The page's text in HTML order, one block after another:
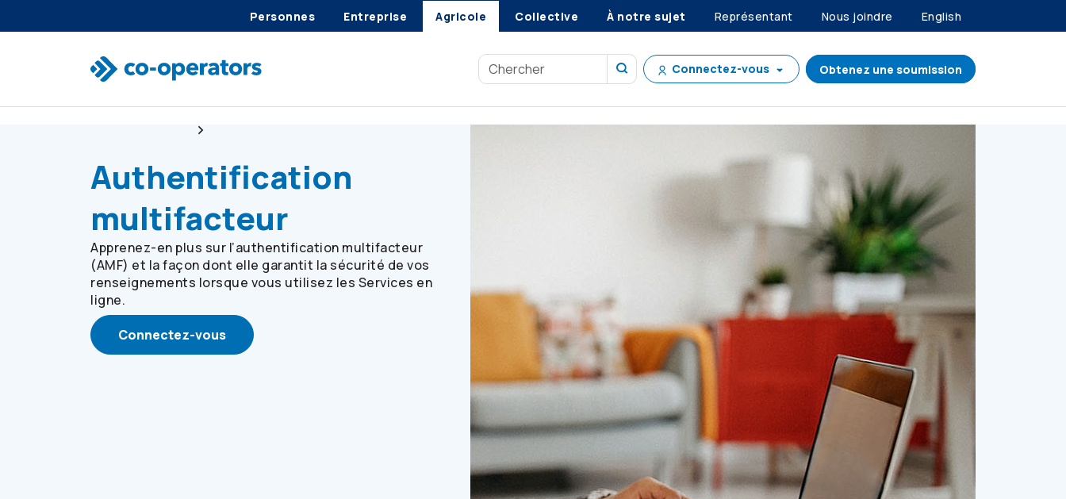
Personnes Entreprise Agricole Collective À notre sujet Représentant Nous joindre English
Connectez-vous Obtenez une soumission
Authentification
multifacteur
Apprenez-en plus sur l’authentification multifacteur
(AMF) et la façon dont elle garantit la sécurité de vos
renseignements lorsque vous utilisez les Services en
ligne.
Connectez-vous